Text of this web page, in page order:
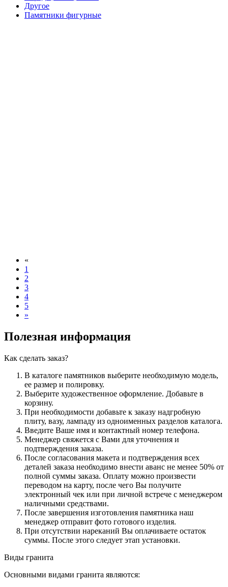
Другое
Памятники фигурные
«
1
2
3
4
5
»
Полезная информация
Как сделать заказ?
В каталоге памятников выберите необходимую модель,
ее размер и полировку.
Выберите художественное оформление. Добавьте в
корзину.
При необходимости добавьте к заказу надгробную
плиту, вазу, лампаду из одноименных разделов каталога.
Введите Ваше имя и контактный номер телефона.
Менеджер свяжется с Вами для уточнения и
подтверждения заказа.
После согласования макета и подтверждения всех
деталей заказа необходимо внести аванс не менее 50% от
полной суммы заказа. Оплату можно произвести
переводом на карту, после чего Вы получите
электронный чек или при личной встрече с менеджером
наличными средствами.
После завершения изготовления памятника наш
менеджер отправит фото готового изделия.
При отсутствии нареканий Вы оплачиваете остаток
суммы. После этого следует этап установки.
Виды гранита
Основными видами гранита являются: